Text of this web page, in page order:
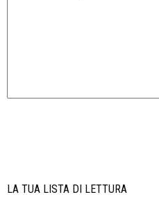
LA TUA LISTA DI LETTURA